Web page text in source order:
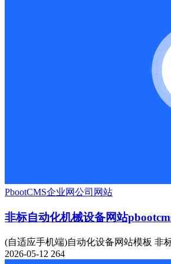
PbootCMS企业网公司网站
非标自动化机械设备网站
(自适应手机端)自动化设备网站模板 非
2026-05-12 264